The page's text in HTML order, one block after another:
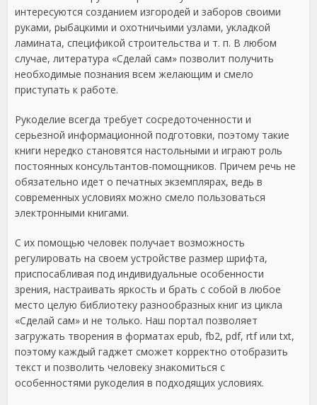
интересуются созданием изгородей и заборов своими
руками, рыбацкими и охотничьими узлами, укладкой
ламината, спецификой строительства и т. п. В любом
случае, литература «Сделай сам» позволит получить
необходимые познания всем желающим и смело
приступать к работе.
Рукоделие всегда требует сосредоточенности и
серьезной информационной подготовки, поэтому такие
книги нередко становятся настольными и играют роль
постоянных консультантов-помощников. Причем речь не
обязательно идет о печатных экземплярах, ведь в
современных условиях можно смело пользоваться
электронными книгами.
С их помощью человек получает возможность
регулировать на своем устройстве размер шрифта,
приспосабливая под индивидуальные особенности
зрения, настраивать яркость и брать с собой в любое
место целую библиотеку разнообразных книг из цикла
«Сделай сам» и не только. Наш портал позволяет
загружать творения в форматах epub, fb2, pdf, rtf или txt,
поэтому каждый гаджет сможет корректно отобразить
текст и позволить человеку знакомиться с
особенностями рукоделия в подходящих условиях.